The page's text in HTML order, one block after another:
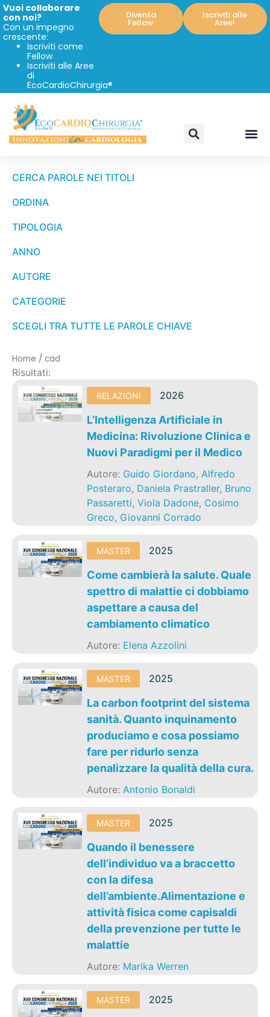
Vuoi collaborare
con noi?
Con un impegno
crescente:
Iscriviti come
Fellow
Iscriviti alle Aree
di
EcoCardioChirurgia®
Diventa
Fellow
Iscriviti alle
Aree!
CERCA PAROLE NEI TITOLI
ORDINA
TIPOLOGIA
ANNO
AUTORE
CATEGORIE
SCEGLI TRA TUTTE LE PAROLE CHIAVE
Home / cad
Risultati:
RELAZIONI 2026
L’Intelligenza Artificiale in
Medicina: Rivoluzione Clinica e
Nuovi Paradigmi per il Medico
Autore: Guido Giordano,Alfredo
Posteraro, Daniela Prastraller, Bruno
Passaretti,Viola Dadone, Cosimo
Greco, Giovanni Corrado
MASTER 2025
Come cambierà la salute. Quale
spettro di malattie ci dobbiamo
aspettare a causa del
cambiamento climatico
Autore: Elena Azzolini
MASTER 2025
La carbon footprint del sistema
sanità. Quanto inquinamento
produciamo e cosa possiamo
fare per ridurlo senza
penalizzare la qualità della cura.
Autore:Antonio Bonaldi
MASTER 2025
Quando il benessere
dell’individuo va a braccetto
con la difesa
dell’ambiente.Alimentazione e
attività fisica come capisaldi
della prevenzione per tutte le
malattie
Autore: Marika Werren
MASTER 2025